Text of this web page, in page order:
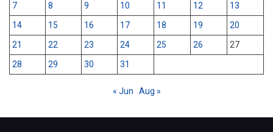
7
8 9 10 11 12
13
14
15 16 17 18 19
20
21
22 23 24 25 26
27
28
29 30 31
« Jun Aug »